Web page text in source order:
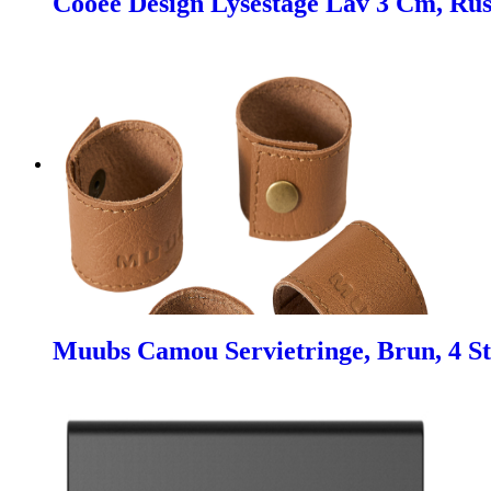
Muubs Camou Servietringe, Brun, 4